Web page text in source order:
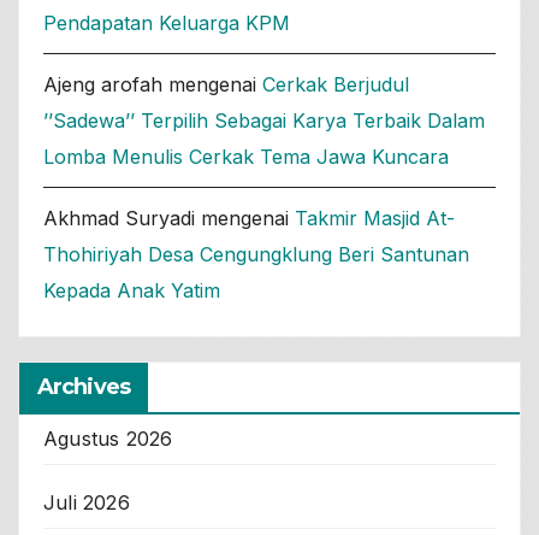
Pendapatan Keluarga KPM
Ajeng arofah mengenai Cerkak Berjudul
’’Sadewa’’ Terpilih Sebagai Karya Terbaik Dalam
Lomba Menulis Cerkak Tema Jawa Kuncara
Akhmad Suryadi mengenai Takmir Masjid At-
Thohiriyah Desa Cengungklung Beri Santunan
Kepada Anak Yatim
Archives
Agustus 2026
Juli 2026